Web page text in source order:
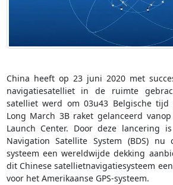
China heeft op 23 juni 2020 met
navigatiesatelliet in de ruimte
satelliet werd om 03u43 Belgische
Long March 3B raket gelanceerd
Launch Center. Door deze lancering
Navigation Satellite System (BDS)
systeem een wereldwijde dekking
dit Chinese satellietnavigatiesysteem
voor het Amerikaanse GPS-systeem.